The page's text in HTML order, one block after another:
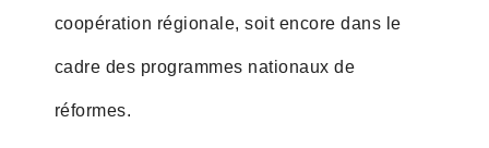
coopération régionale, soit encore dans le
cadre des programmes nationaux de
réformes.